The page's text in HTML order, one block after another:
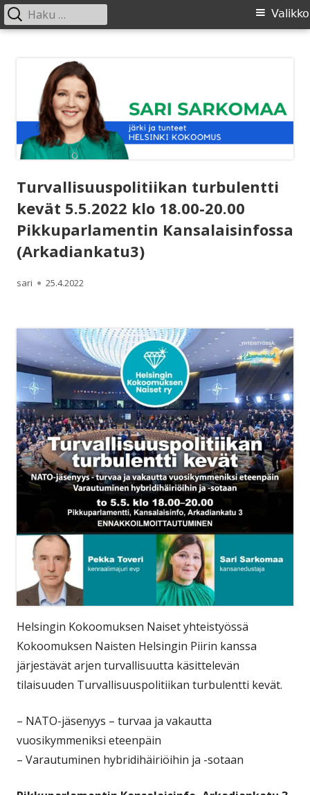
Ensisijainen
Valikko
Haku:
Turvallisuuspolitiikan turbulentti
kevät 5.5.2022 klo 18.00-20.00
Pikkuparlamentin Kansalaisinfossa
(Arkadiankatu3)
Kirjoittaja
sari Julkaistu
25.4.2022
Helsingin Kokoomuksen Naiset yhteistyössä
Kokoomuksen Naisten Helsingin Piirin kanssa
järjestävät arjen turvallisuutta käsittelevän
tilaisuuden Turvallisuuspolitiikan turbulentti kevät.
– NATO-jäsenyys – turvaa ja vakautta
vuosikymmeniksi eteenpäin
– Varautuminen hybridihäiriöihin ja -sotaan